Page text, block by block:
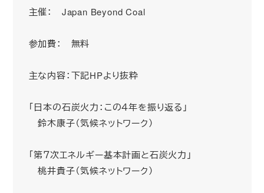
主催： Japan Beyond Coal
参加費： 無料
主な内容：下記HPより抜粋
「日本の石炭火力：この４年を振り返る」
鈴木康子（気候ネットワーク）
「第７次エネルギー基本計画と石炭火力」
桃井貴子（気候ネットワーク）